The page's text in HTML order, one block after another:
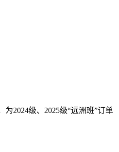
2024级、2025级“远洲班”订单